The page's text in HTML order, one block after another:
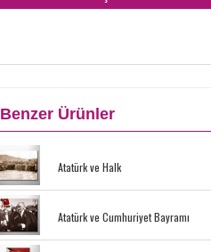
Benzer Ürünler
Atatürk ve Halk
Atatürk ve Cumhuriyet Bayramı